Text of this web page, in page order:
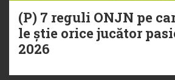
(P) 7 reguli ONJN pe
le știe orice jucător
2026